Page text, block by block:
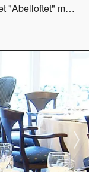
Vitenfabrikken - møte og selskapsrommet "Abelloftet" med egen takterrasse